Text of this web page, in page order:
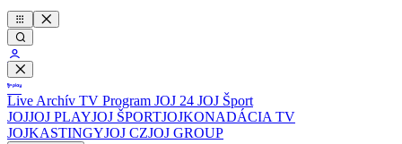
Live Archív TV Program JOJ 24 JOJ Šport
JOJJOJ PLAYJOJ ŠPORTJOJKONADÁCIA TV
JOJKASTINGYJOJ CZJOJ GROUP